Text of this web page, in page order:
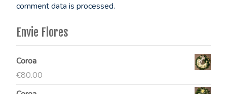
comment data is processed.
Envie Flores
Coroa
€80.00